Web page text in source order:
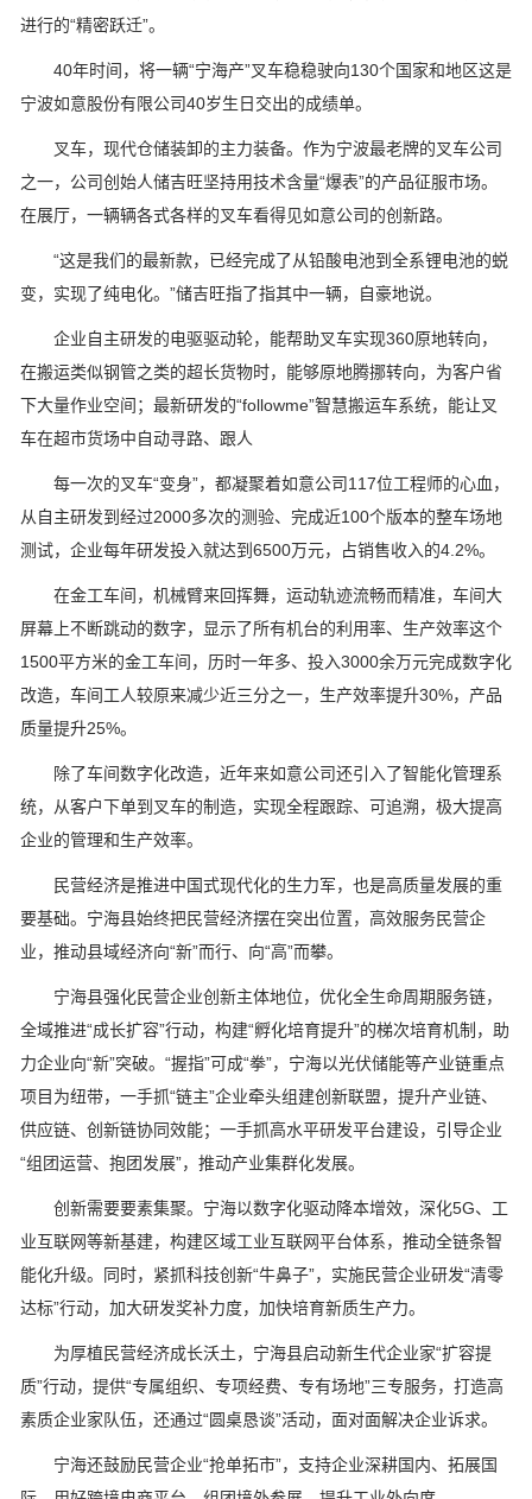
进行的“精密跃迁”。
40年时间，将一辆“宁海产”叉车稳稳驶向130个国家和地区这是
宁波如意股份有限公司40岁生日交出的成绩单。
叉车，现代仓储装卸的主力装备。作为宁波最老牌的叉车公司
之一，公司创始人储吉旺坚持用技术含量“爆表”的产品征服市场。
在展厅，一辆辆各式各样的叉车看得见如意公司的创新路。
“这是我们的最新款，已经完成了从铅酸电池到全系锂电池的蜕
变，实现了纯电化。”储吉旺指了指其中一辆，自豪地说。
企业自主研发的电驱驱动轮，能帮助叉车实现360原地转向，
在搬运类似钢管之类的超长货物时，能够原地腾挪转向，为客户省
下大量作业空间；最新研发的“followme”智慧搬运车系统，能让叉
车在超市货场中自动寻路、跟人
每一次的叉车“变身”，都凝聚着如意公司117位工程师的心血，
从自主研发到经过2000多次的测验、完成近100个版本的整车场地
测试，企业每年研发投入就达到6500万元，占销售收入的4.2%。
在金工车间，机械臂来回挥舞，运动轨迹流畅而精准，车间大
屏幕上不断跳动的数字，显示了所有机台的利用率、生产效率这个
1500平方米的金工车间，历时一年多、投入3000余万元完成数字化
改造，车间工人较原来减少近三分之一，生产效率提升30%，产品
质量提升25%。
除了车间数字化改造，近年来如意公司还引入了智能化管理系
统，从客户下单到叉车的制造，实现全程跟踪、可追溯，极大提高
企业的管理和生产效率。
民营经济是推进中国式现代化的生力军，也是高质量发展的重
要基础。宁海县始终把民营经济摆在突出位置，高效服务民营企
业，推动县域经济向“新”而行、向“高”而攀。
宁海县强化民营企业创新主体地位，优化全生命周期服务链，
全域推进“成长扩容”行动，构建“孵化培育提升”的梯次培育机制，助
力企业向“新”突破。“握指”可成“拳”，宁海以光伏储能等产业链重点
项目为纽带，一手抓“链主”企业牵头组建创新联盟，提升产业链、
供应链、创新链协同效能；一手抓高水平研发平台建设，引导企业
“组团运营、抱团发展”，推动产业集群化发展。
创新需要要素集聚。宁海以数字化驱动降本增效，深化5G、工
业互联网等新基建，构建区域工业互联网平台体系，推动全链条智
能化升级。同时，紧抓科技创新“牛鼻子”，实施民营企业研发“清零
达标”行动，加大研发奖补力度，加快培育新质生产力。
为厚植民营经济成长沃土，宁海县启动新生代企业家“扩容提
质”行动，提供“专属组织、专项经费、专有场地”三专服务，打造高
素质企业家队伍，还通过“圆桌恳谈”活动，面对面解决企业诉求。
宁海还鼓励民营企业“抢单拓市”，支持企业深耕国内、拓展国